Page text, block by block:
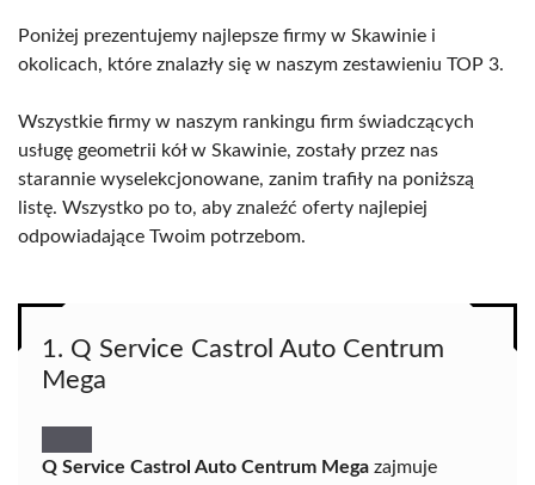
Poniżej prezentujemy najlepsze firmy w Skawinie i
okolicach, które znalazły się w naszym zestawieniu TOP 3.
Wszystkie firmy w naszym rankingu firm świadczących
usługę geometrii kół w Skawinie, zostały przez nas
starannie wyselekcjonowane, zanim trafiły na poniższą
listę. Wszystko po to, aby znaleźć oferty najlepiej
odpowiadające Twoim potrzebom.
1. Q Service Castrol Auto Centrum
Mega
Q Service Castrol Auto Centrum Mega zajmuje